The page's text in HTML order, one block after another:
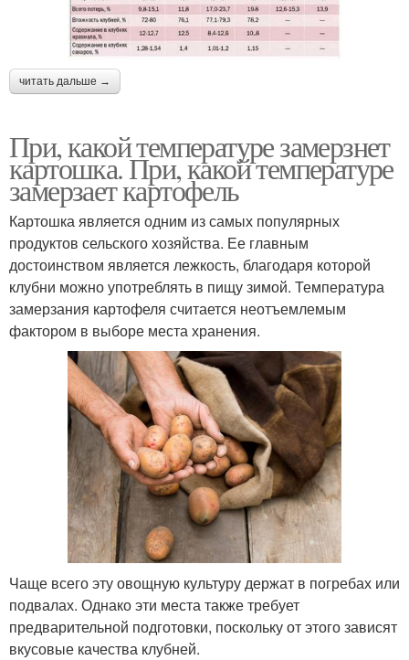
читать дальше →
При, какой температуре замерзнет
картошка. При, какой температуре
замерзает картофель
Картошка является одним из самых популярных
продуктов сельского хозяйства. Ее главным
достоинством является лежкость, благодаря которой
клубни можно употреблять в пищу зимой. Температура
замерзания картофеля считается неотъемлемым
фактором в выборе места хранения.
Чаще всего эту овощную культуру держат в погребах или
подвалах. Однако эти места также требует
предварительной подготовки, поскольку от этого зависят
вкусовые качества клубней.